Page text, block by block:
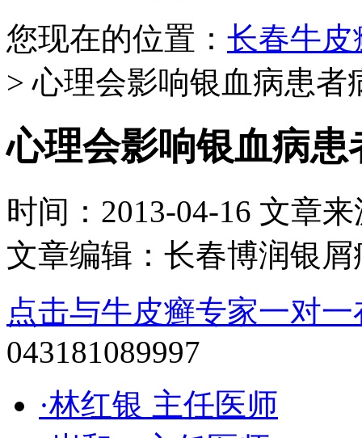
您现在的位置： 长春牛皮
> 心理会影响银血病患者
心理会影响银血病患
时间：2013-04-16 文章
文章编辑：长春博润银屑
点击与牛皮癣专家一对
043181089997
·林红银 主任医师